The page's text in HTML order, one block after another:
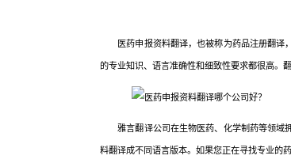
医药申报资料翻译，也被称为药品注册翻译
的专业知识、语言准确性和细致性要求都很高。
雅言翻译公司在生物医药、化学制药等领域
料翻译成不同语言版本。如果您正在寻找专业的